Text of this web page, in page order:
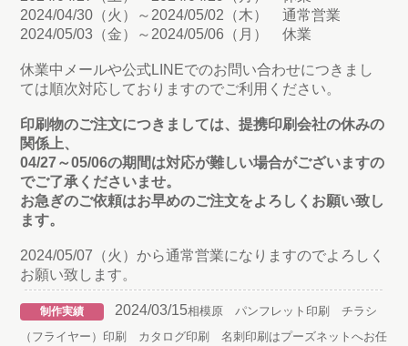
2024/04/30（火）～2024/05/02（木） 通常営業
2024/05/03（金）～2024/05/06（月） 休業
休業中メールや公式LINEでのお問い合わせにつきまし
ては順次対応しておりますのでご利用ください。
印刷物のご注文につきましては、提携印刷会社の休みの
関係上、
04/27～05/06の期間は対応が難しい場合がございますの
でご了承くださいませ。
お急ぎのご依頼はお早めのご注文をよろしくお願い致し
ます。
2024/05/07（火）から通常営業になりますのでよろしく
お願い致します。
制作実績 2024/03/15相模原 パンフレット印刷 チラシ
（フライヤー）印刷 カタログ印刷 名刺印刷はプーズネットへお任